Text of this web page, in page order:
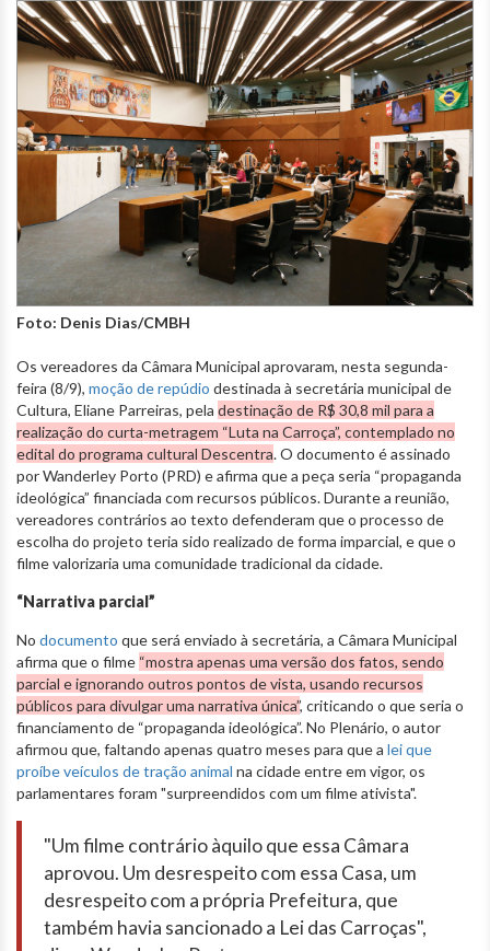
Foto: Denis Dias/CMBH
Os vereadores da Câmara Municipal aprovaram, nesta segunda-
feira (8/9), moção de repúdio destinada à secretária municipal de
Cultura, Eliane Parreiras, pela destinação de R$ 30,8 mil para a
realização do curta-metragem “Luta na Carroça”, contemplado no
edital do programa cultural Descentra. O documento é assinado
por Wanderley Porto (PRD) e afirma que a peça seria “propaganda
ideológica” financiada com recursos públicos. Durante a reunião,
vereadores contrários ao texto defenderam que o processo de
escolha do projeto teria sido realizado de forma imparcial, e que o
filme valorizaria uma comunidade tradicional da cidade.
“Narrativa parcial”
No documento que será enviado à secretária, a Câmara Municipal
afirma que o filme “mostra apenas uma versão dos fatos, sendo
parcial e ignorando outros pontos de vista, usando recursos
públicos para divulgar uma narrativa única”, criticando o que seria o
financiamento de “propaganda ideológica”. No Plenário, o autor
afirmou que, faltando apenas quatro meses para que a lei que
proíbe veículos de tração animal na cidade entre em vigor, os
parlamentares foram "surpreendidos com um filme ativista".
"Um filme contrário àquilo que essa Câmara
aprovou. Um desrespeito com essa Casa, um
desrespeito com a própria Prefeitura, que
também havia sancionado a Lei das Carroças",